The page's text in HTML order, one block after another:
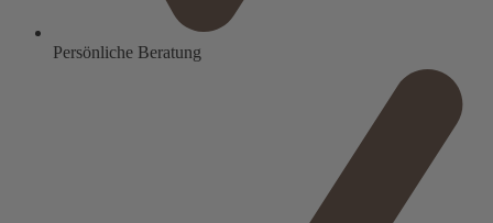
Persönliche Beratung